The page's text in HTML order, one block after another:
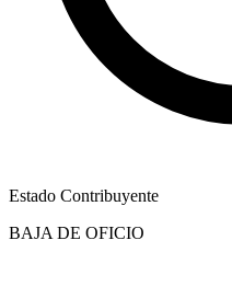
Estado Contribuyente
BAJA DE OFICIO